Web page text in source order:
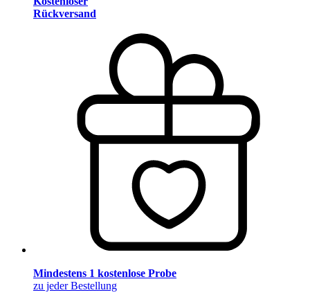
Rückversand
Mindestens 1 kostenlose Probe
zu jeder Bestellung